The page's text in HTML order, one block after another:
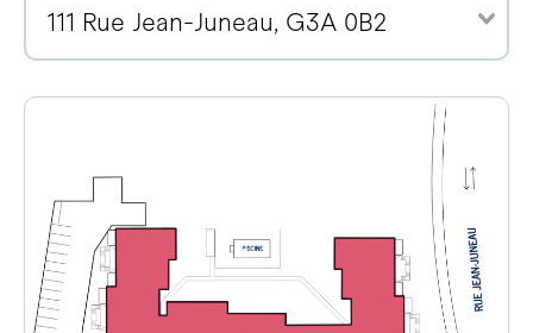
111 Rue Jean-Juneau, G3A 0B2